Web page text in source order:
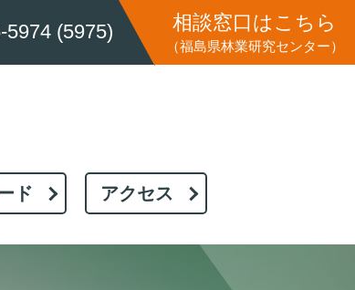
5974 (5975) 相談窓口はこちら
（福島県林業研究センター）
ド アクセス